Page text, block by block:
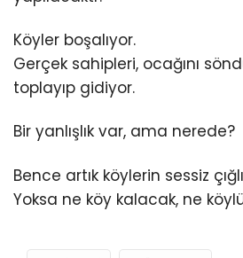
Köyler boşalıyor.
Gerçek sahipleri, ocağını
toplayıp gidiyor.
Bir yanlışlık var, ama nerede?
Bence artık köylerin sessiz
Yoksa ne köy kalacak, ne